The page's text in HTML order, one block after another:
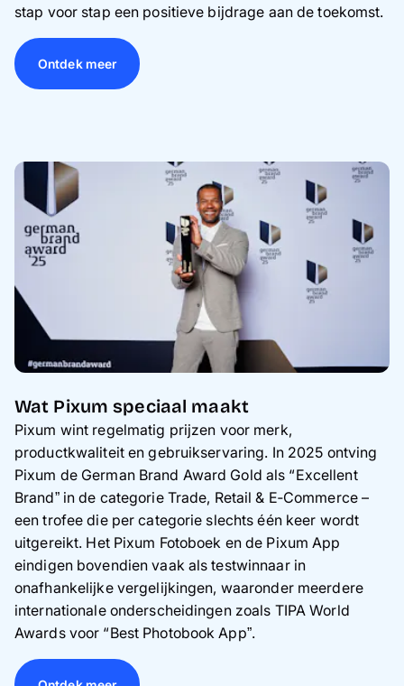
stap voor stap een positieve bijdrage aan de toekomst.
Ontdek meer
Wat Pixum speciaal maakt
Pixum wint regelmatig prijzen voor merk,
productkwaliteit en gebruikservaring. In 2025 ontving
Pixum de German Brand Award Gold als “Excellent
Brand” in de categorie Trade, Retail & E‑Commerce –
een trofee die per categorie slechts één keer wordt
uitgereikt. Het Pixum Fotoboek en de Pixum App
eindigen bovendien vaak als testwinnaar in
onafhankelijke vergelijkingen, waaronder meerdere
internationale onderscheidingen zoals TIPA World
Awards voor “Best Photobook App”.